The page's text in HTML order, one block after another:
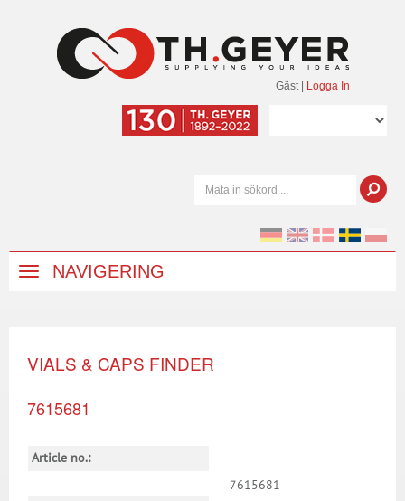
Gäst Logga In
NAVIGERING
VIALS & CAPS FINDER
7615681
Article no.:
7615681